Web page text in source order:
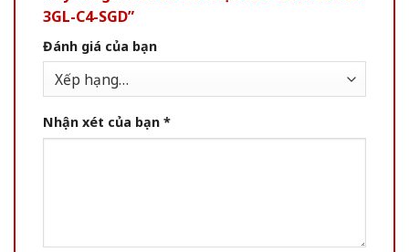
3GL-C4-SGD”
Đánh giá của bạn
Nhận xét của bạn *